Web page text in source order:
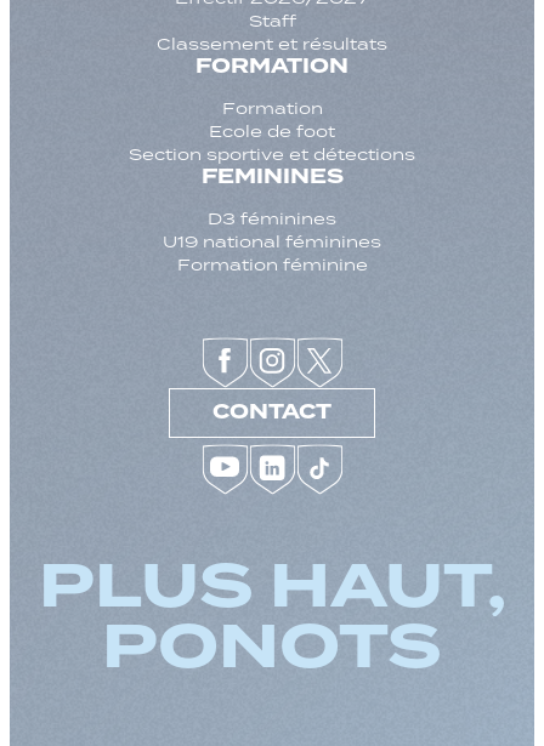
Staff
Classement et résultats
FORMATION
Formation
Ecole de foot
Section sportive et détections
FEMININES
D3 féminines
U19 national féminines
Formation féminine
CONTACT
PLUS HAUT,
PONOTS